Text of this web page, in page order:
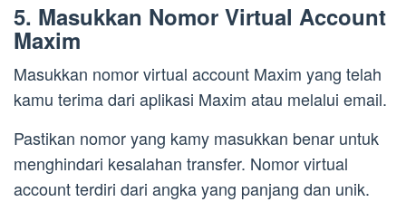
5. Masukkan Nomor Virtual Account
Maxim
Masukkan nomor virtual account Maxim yang telah
kamu terima dari aplikasi Maxim atau melalui email.
Pastikan nomor yang kamy masukkan benar untuk
menghindari kesalahan transfer. Nomor virtual
account terdiri dari angka yang panjang dan unik.